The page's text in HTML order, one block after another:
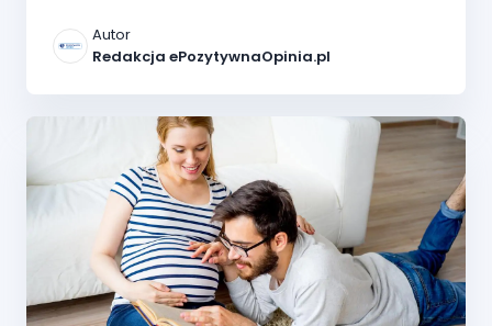
Autor
Redakcja ePozytywnaOpinia.pl